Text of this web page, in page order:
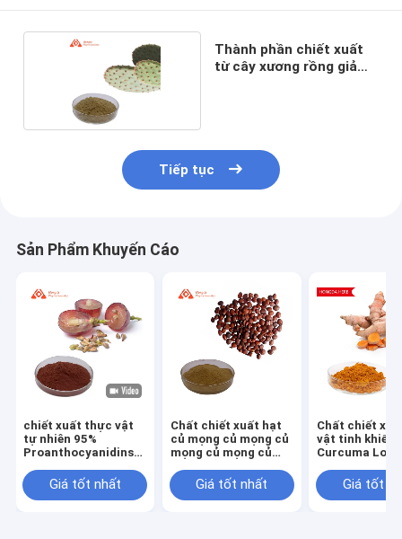
Thành phần chiết xuất
từ ​​cây xương rồng giảm
Tiếp tục
Sản Phẩm Khuyến Cáo
chiết xuất thực vật
tự nhiên 95%
Proanthocyanidins
bột chất chống oxy
hóa Chiết xuất hạt
Giá tốt nhất
Chất chiết xuất hạt
củ mọng củ mọng củ
mọng củ mọng củ
mọng củ mọng 2% -
10% (UV) 0,3% - 10%
Giá tốt nhất
Chất chiết
vật tinh khiết
Curcuma
chống oxy hóa
chống viêm
Giá tốt